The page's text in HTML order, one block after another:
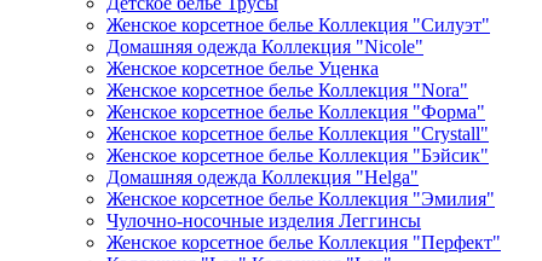
Женское корсетное белье Коллекция "Силуэт"
Домашняя одежда Коллекция "Nicole"
Женское корсетное белье Уценка
Женское корсетное белье Коллекция "Nora"
Женское корсетное белье Коллекция "Форма"
Женское корсетное белье Коллекция "Crystall"
Женское корсетное белье Коллекция "Бэйсик"
Домашняя одежда Коллекция "Helga"
Женское корсетное белье Коллекция "Эмилия"
Чулочно-носочные изделия Леггинсы
Женское корсетное белье Коллекция "Перфект"